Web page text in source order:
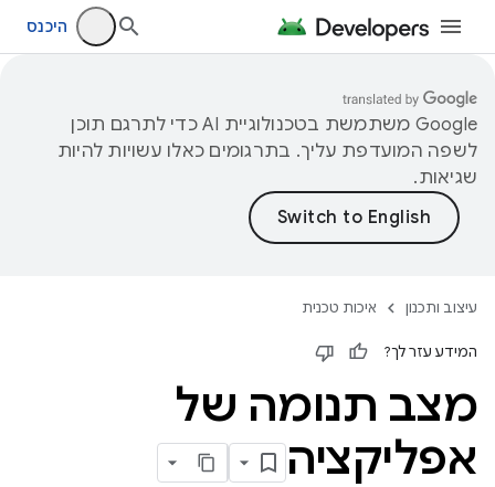
היכנס
‫Google משתמשת בטכנולוגיית AI כדי לתרגם תוכן
לשפה המועדפת עליך. בתרגומים כאלו עשויות להיות
שגיאות.
עיצוב ותכנון איכות טכנית
המידע עזר לך?
מצב תנומה של
אפליקציה